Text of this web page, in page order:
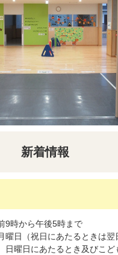
新着情報
9時から午後5時まで
曜日（祝日にあたるときは翌
日曜日にあたるとき及びこど